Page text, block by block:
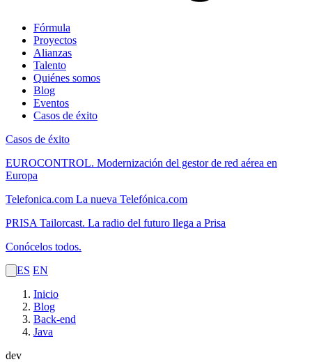
Fórmula
Proyectos
Alianzas
Talento
Quiénes somos
Blog
Eventos
Casos de éxito
Casos de éxito
EUROCONTROL. Modernización del gestor de red aérea en
Europa
Telefonica.com La nueva Telefónica.com
PRISA Tailorcast. La radio del futuro llega a Prisa
Conócelos todos.
ES EN
Inicio
Blog
Back-end
Java
dev